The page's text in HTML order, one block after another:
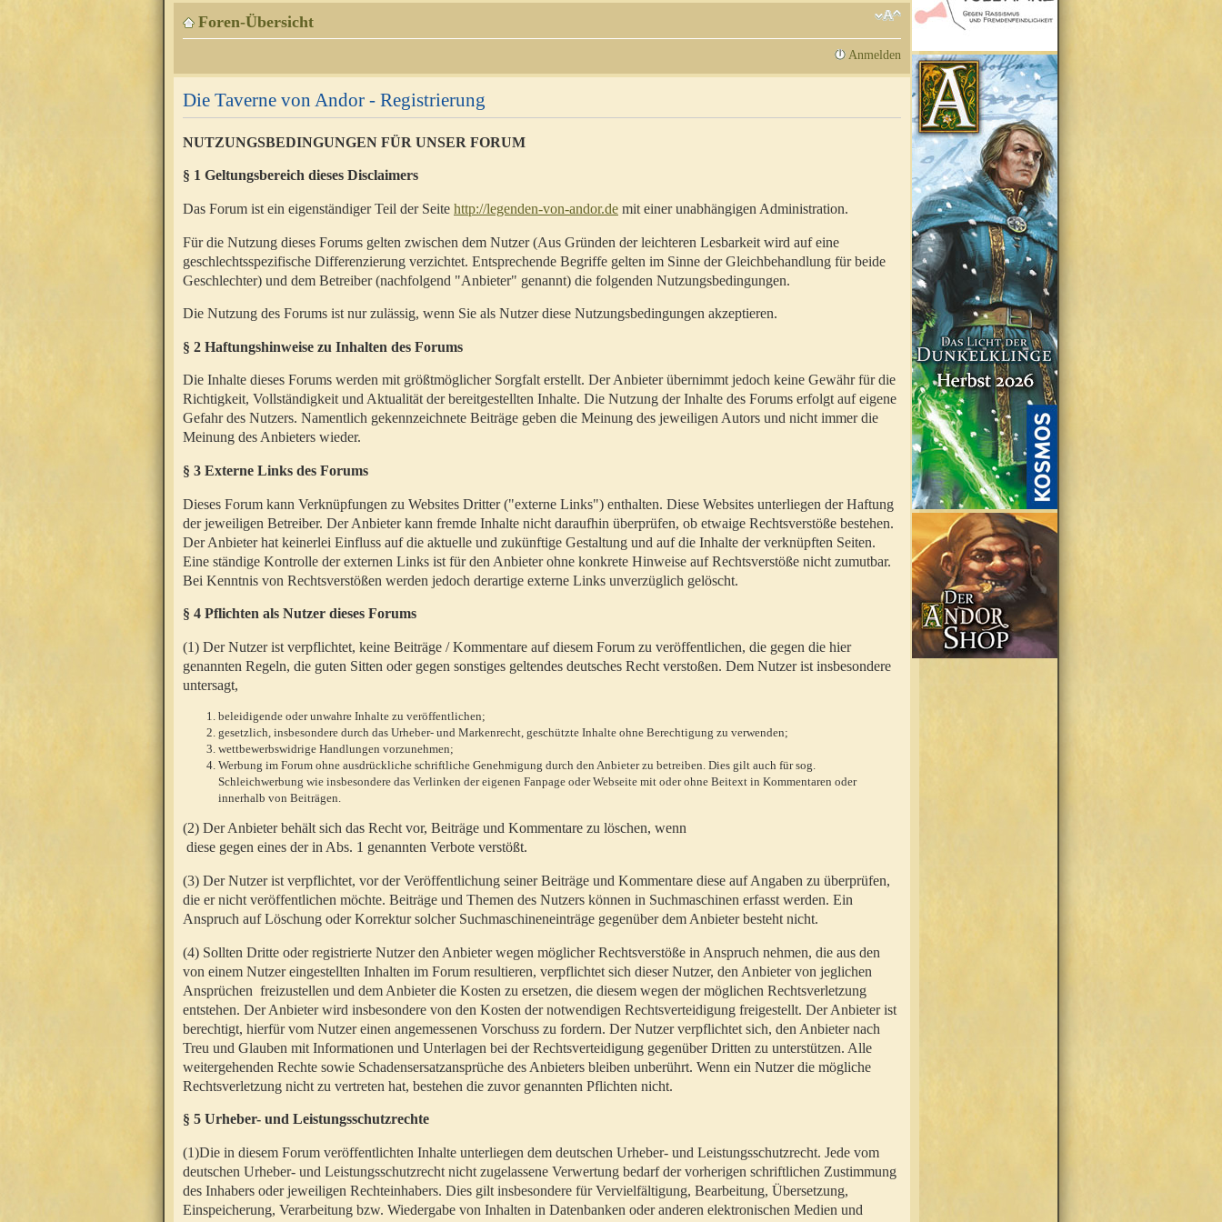
Foren-Übersicht
Anmelden
Die Taverne von Andor - Registrierung
NUTZUNGSBEDINGUNGEN FÜR UNSER FORUM
§ 1 Geltungsbereich dieses Disclaimers
Das Forum ist ein eigenständiger Teil der Seite http://legenden-von-andor.de mit einer unabhängigen Administration.
Für die Nutzung dieses Forums gelten zwischen dem Nutzer (Aus Gründen der leichteren Lesbarkeit wird auf eine
geschlechtsspezifische Differenzierung verzichtet. Entsprechende Begriffe gelten im Sinne der Gleichbehandlung für beide
Geschlechter) und dem Betreiber (nachfolgend "Anbieter" genannt) die folgenden Nutzungsbedingungen.
Die Nutzung des Forums ist nur zulässig, wenn Sie als Nutzer diese Nutzungsbedingungen akzeptieren.
§ 2 Haftungshinweise zu Inhalten des Forums
Die Inhalte dieses Forums werden mit größtmöglicher Sorgfalt erstellt. Der Anbieter übernimmt jedoch keine Gewähr für die
Richtigkeit, Vollständigkeit und Aktualität der bereitgestellten Inhalte. Die Nutzung der Inhalte des Forums erfolgt auf eigene
Gefahr des Nutzers. Namentlich gekennzeichnete Beiträge geben die Meinung des jeweiligen Autors und nicht immer die
Meinung des Anbieters wieder.
§ 3 Externe Links des Forums
Dieses Forum kann Verknüpfungen zu Websites Dritter ("externe Links") enthalten. Diese Websites unterliegen der Haftung
der jeweiligen Betreiber. Der Anbieter kann fremde Inhalte nicht daraufhin überprüfen, ob etwaige Rechtsverstöße bestehen.
Der Anbieter hat keinerlei Einfluss auf die aktuelle und zukünftige Gestaltung und auf die Inhalte der verknüpften Seiten.
Eine ständige Kontrolle der externen Links ist für den Anbieter ohne konkrete Hinweise auf Rechtsverstöße nicht zumutbar.
Bei Kenntnis von Rechtsverstößen werden jedoch derartige externe Links unverzüglich gelöscht.
§ 4 Pflichten als Nutzer dieses Forums
(1) Der Nutzer ist verpflichtet, keine Beiträge / Kommentare auf diesem Forum zu veröffentlichen, die gegen die hier
genannten Regeln, die guten Sitten oder gegen sonstiges geltendes deutsches Recht verstoßen. Dem Nutzer ist insbesondere
untersagt,
beleidigende oder unwahre Inhalte zu veröffentlichen;
gesetzlich, insbesondere durch das Urheber- und Markenrecht, geschützte Inhalte ohne Berechtigung zu verwenden;
wettbewerbswidrige Handlungen vorzunehmen;
Werbung im Forum ohne ausdrückliche schriftliche Genehmigung durch den Anbieter zu betreiben. Dies gilt auch für sog.
Schleichwerbung wie insbesondere das Verlinken der eigenen Fanpage oder Webseite mit oder ohne Beitext in Kommentaren oder
innerhalb von Beiträgen.
(2) Der Anbieter behält sich das Recht vor, Beiträge und Kommentare zu löschen, wenn
diese gegen eines der in Abs. 1 genannten Verbote verstößt.
(3) Der Nutzer ist verpflichtet, vor der Veröffentlichung seiner Beiträge und Kommentare diese auf Angaben zu überprüfen,
die er nicht veröffentlichen möchte. Beiträge und Themen des Nutzers können in Suchmaschinen erfasst werden. Ein
Anspruch auf Löschung oder Korrektur solcher Suchmaschineneinträge gegenüber dem Anbieter besteht nicht.
(4) Sollten Dritte oder registrierte Nutzer den Anbieter wegen möglicher Rechtsverstöße in Anspruch nehmen, die aus den
von einem Nutzer eingestellten Inhalten im Forum resultieren, verpflichtet sich dieser Nutzer, den Anbieter von jeglichen
Ansprüchen freizustellen und dem Anbieter die Kosten zu ersetzen, die diesem wegen der möglichen Rechtsverletzung
entstehen. Der Anbieter wird insbesondere von den Kosten der notwendigen Rechtsverteidigung freigestellt. Der Anbieter ist
berechtigt, hierfür vom Nutzer einen angemessenen Vorschuss zu fordern. Der Nutzer verpflichtet sich, den Anbieter nach
Treu und Glauben mit Informationen und Unterlagen bei der Rechtsverteidigung gegenüber Dritten zu unterstützen. Alle
weitergehenden Rechte sowie Schadensersatzansprüche des Anbieters bleiben unberührt. Wenn ein Nutzer die mögliche
Rechtsverletzung nicht zu vertreten hat, bestehen die zuvor genannten Pflichten nicht.
§ 5 Urheber- und Leistungsschutzrechte
(1)Die in diesem Forum veröffentlichten Inhalte unterliegen dem deutschen Urheber- und Leistungsschutzrecht. Jede vom
deutschen Urheber- und Leistungsschutzrecht nicht zugelassene Verwertung bedarf der vorherigen schriftlichen Zustimmung
des Inhabers oder jeweiligen Rechteinhabers. Dies gilt insbesondere für Vervielfältigung, Bearbeitung, Übersetzung,
Einspeicherung, Verarbeitung bzw. Wiedergabe von Inhalten in Datenbanken oder anderen elektronischen Medien und